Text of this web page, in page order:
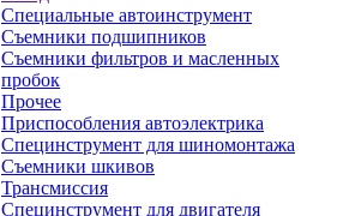
Специальные автоинструмент
Съемники подшипников
Съемники фильтров и масленных
пробок
Прочее
Приспособления автоэлектрика
Специнструмент для шиномонтажа
Съемники шкивов
Трансмиссия
Специнструмент для двигателя